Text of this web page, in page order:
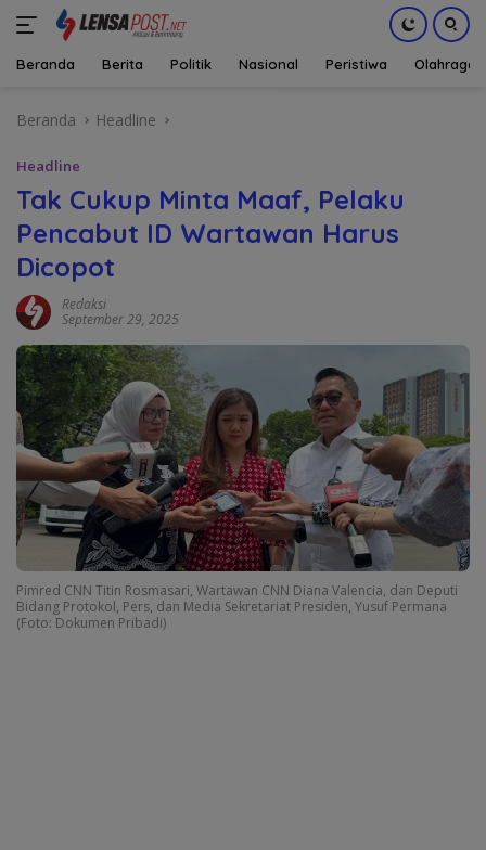
Beranda Berita Politik Nasional Peristiwa Olahraga
Beranda Headline
Headline
Tak Cukup Minta Maaf, Pelaku
Pencabut ID Wartawan Harus
Dicopot
Redaksi
September 29, 2025
Pimred CNN Titin Rosmasari, Wartawan CNN Diana Valencia, dan Deputi
Bidang Protokol, Pers, dan Media Sekretariat Presiden, Yusuf Permana
(Foto: Dokumen Pribadi)